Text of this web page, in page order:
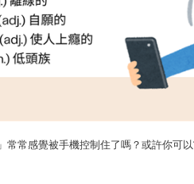
常常感覺被手機控制住了嗎？或許你可